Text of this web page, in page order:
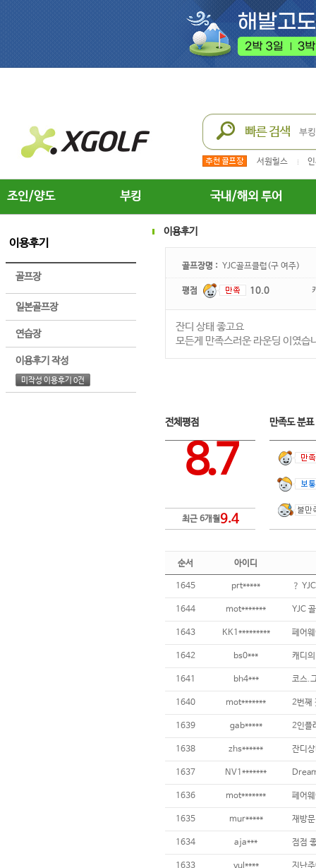
서원힐스
조인/양도 부킹 국내/해외 투어
이용후기
골프장
일본골프장
연습장
이용후기 작성
미작성 이용후기 0건
이용후기
골프장명 : YJC골프클럽(구 여주)
평점 10.0
잔디 상태 좋고요
모든게 만족스러운 라운딩 이였습
전체평점
8.7
최근 6개월9.4
만족도 분
순서 아이디
1645 prt*****
1644 mot******* YJC
1643 KK1********* 페어
1642 bs0***
1641 bh4***
1640 mot******* 2번째
1639 gab*****
1638 zhs******
1637 NV1*******
1636 mot*******
1635 mur*****
1634 aja*** 점점
1633 yul****